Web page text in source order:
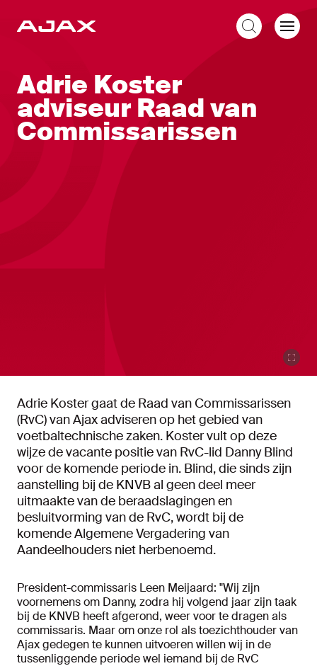
Adrie Koster
adviseur Raad van
Commissarissen
Adrie Koster gaat de Raad van Commissarissen
(RvC) van Ajax adviseren op het gebied van
voetbaltechnische zaken. Koster vult op deze
wijze de vacante positie van RvC-lid Danny Blind
voor de komende periode in. Blind, die sinds zijn
aanstelling bij de KNVB al geen deel meer
uitmaakte van de beraadslagingen en
besluitvorming van de RvC, wordt bij de
komende Algemene Vergadering van
Aandeelhouders niet herbenoemd.
President-commissaris Leen Meijaard: "Wij zijn
voornemens om Danny, zodra hij volgend jaar zijn taak
bij de KNVB heeft afgerond, weer voor te dragen als
commissaris. Maar om onze rol als toezichthouder van
Ajax gedegen te kunnen uitvoeren willen wij in de
tussenliggende periode wel iemand bij de RvC